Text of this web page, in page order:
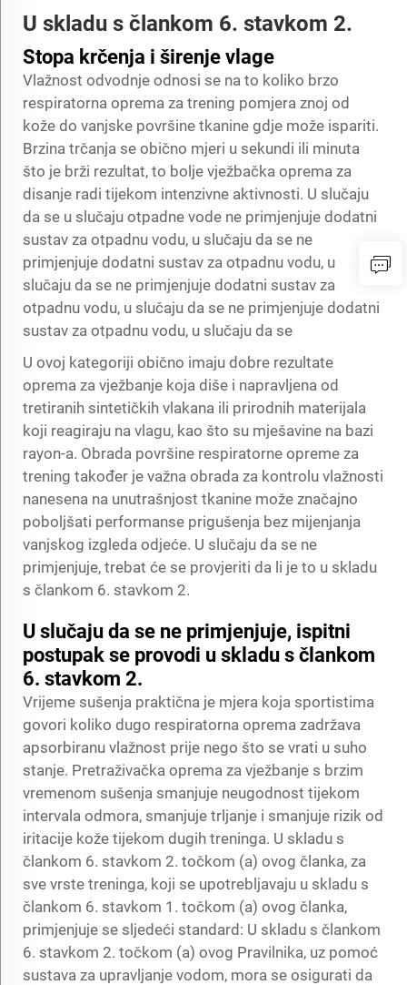
U skladu s člankom 6. stavkom 2.
Stopa krčenja i širenje vlage
Vlažnost odvodnje odnosi se na to koliko brzo
respiratorna oprema za trening pomjera znoj od
kože do vanjske površine tkanine gdje može ispariti.
Brzina trčanja se obično mjeri u sekundi ili minuta
što je brži rezultat, to bolje vježbačka oprema za
disanje radi tijekom intenzivne aktivnosti. U slučaju
da se u slučaju otpadne vode ne primjenjuje dodatni
sustav za otpadnu vodu, u slučaju da se ne
primjenjuje dodatni sustav za otpadnu vodu, u
slučaju da se ne primjenjuje dodatni sustav za
otpadnu vodu, u slučaju da se ne primjenjuje dodatni
sustav za otpadnu vodu, u slučaju da se
U ovoj kategoriji obično imaju dobre rezultate
oprema za vježbanje koja diše i napravljena od
tretiranih sintetičkih vlakana ili prirodnih materijala
koji reagiraju na vlagu, kao što su mješavine na bazi
rayon-a. Obrada površine respiratorne opreme za
trening također je važna obrada za kontrolu vlažnosti
nanesena na unutrašnjost tkanine može značajno
poboljšati performanse prigušenja bez mijenjanja
vanjskog izgleda odjeće. U slučaju da se ne
primjenjuje, trebat će se provjeriti da li je to u skladu
s člankom 6. stavkom 2.
U slučaju da se ne primjenjuje, ispitni
postupak se provodi u skladu s člankom
6. stavkom 2.
Vrijeme sušenja praktična je mjera koja sportistima
govori koliko dugo respiratorna oprema zadržava
apsorbiranu vlažnost prije nego što se vrati u suho
stanje. Pretraživačka oprema za vježbanje s brzim
vremenom sušenja smanjuje neugodnost tijekom
intervala odmora, smanjuje trljanje i smanjuje rizik od
iritacije kože tijekom dugih treninga. U skladu s
člankom 6. stavkom 2. točkom (a) ovog članka, za
sve vrste treninga, koji se upotrebljavaju u skladu s
člankom 6. stavkom 1. točkom (a) ovog članka,
primjenjuje se sljedeći standard: U skladu s člankom
6. stavkom 2. točkom (a) ovog Pravilnika, uz pomoć
sustava za upravljanje vodom, mora se osigurati da